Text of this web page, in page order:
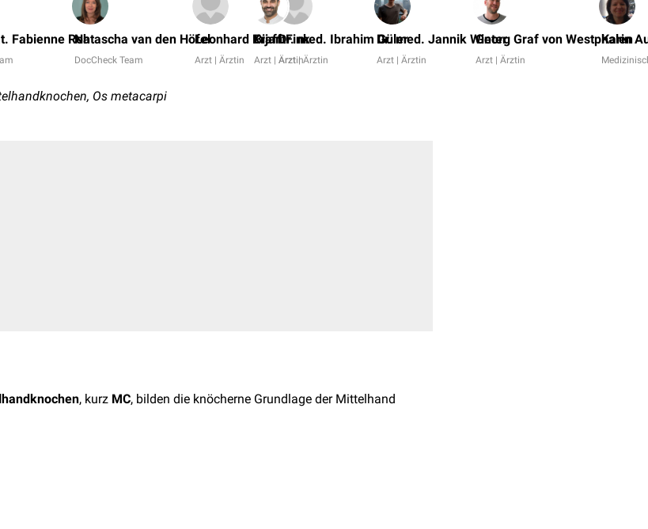
Fabienne RehNatascha van den Höfel
DocCheck Team
Leonhard Krafft
Arzt | Ärztin
Bijan Fink
Arzt | Ärztin
Dr. med. Ibrahim Güler
Arzt | Ärztin
Dr. med. Jannik Winter
Arzt | Ärztin
Georg Graf von Westphalen
Arzt | Ärztin
Karin
Os metacarpi
, kurz MC, bilden die knöcherne Grundlage der Mittelhand